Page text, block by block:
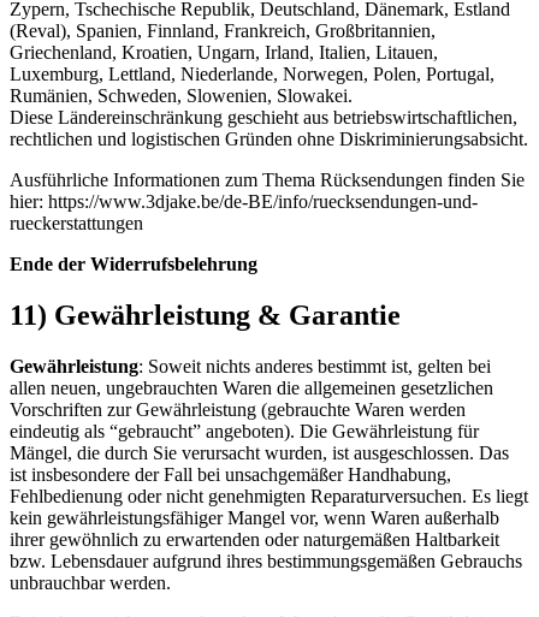
Zypern, Tschechische Republik, Deutschland, Dänemark, Estland
(Reval), Spanien, Finnland, Frankreich, Großbritannien,
Griechenland, Kroatien, Ungarn, Irland, Italien, Litauen,
Luxemburg, Lettland, Niederlande, Norwegen, Polen, Portugal,
Rumänien, Schweden, Slowenien, Slowakei.
Diese Ländereinschränkung geschieht aus betriebswirtschaftlichen,
rechtlichen und logistischen Gründen ohne Diskriminierungsabsicht.
Ausführliche Informationen zum Thema Rücksendungen finden Sie
hier: https://www.3djake.be/de-BE/info/ruecksendungen-und-
rueckerstattungen
Ende der Widerrufsbelehrung
11) Gewährleistung & Garantie
Gewährleistung: Soweit nichts anderes bestimmt ist, gelten bei
allen neuen, ungebrauchten Waren die allgemeinen gesetzlichen
Vorschriften zur Gewährleistung (gebrauchte Waren werden
eindeutig als “gebraucht” angeboten). Die Gewährleistung für
Mängel, die durch Sie verursacht wurden, ist ausgeschlossen. Das
ist insbesondere der Fall bei unsachgemäßer Handhabung,
Fehlbedienung oder nicht genehmigten Reparaturversuchen. Es liegt
kein gewährleistungsfähiger Mangel vor, wenn Waren außerhalb
ihrer gewöhnlich zu erwartenden oder naturgemäßen Haltbarkeit
bzw. Lebensdauer aufgrund ihres bestimmungsgemäßen Gebrauchs
unbrauchbar werden.